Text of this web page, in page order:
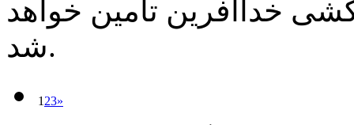
و زهکشی خداآفرین تامین خواهد
شد.
1 23»